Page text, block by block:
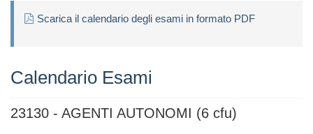
Scarica il calendario degli esami in formato PDF
Calendario Esami
23130 - AGENTI AUTONOMI (6 cfu)